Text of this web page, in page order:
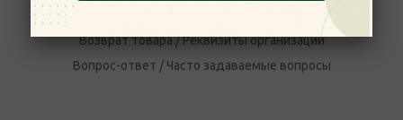
Возврат товара / Реквизиты организации
Вопрос-ответ / Часто задаваемые вопросы